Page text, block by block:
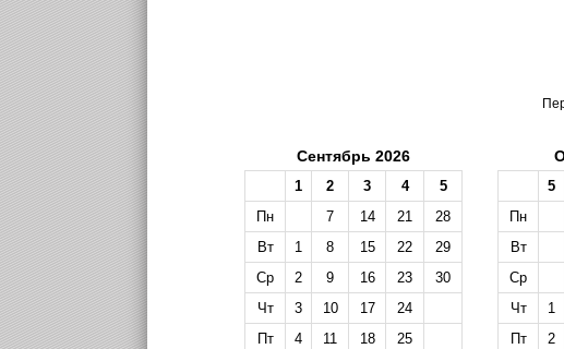
Сентябрь 2026
1 2 3 4
5
Пн
7 14 21
28
Вт
1 8 15 22
29
Ср
2 9 16 23
30
Чт
3 10 17
24
Пт
4 11 18
25
5
Пн
Вт
Ср
Чт
1
Пт
2